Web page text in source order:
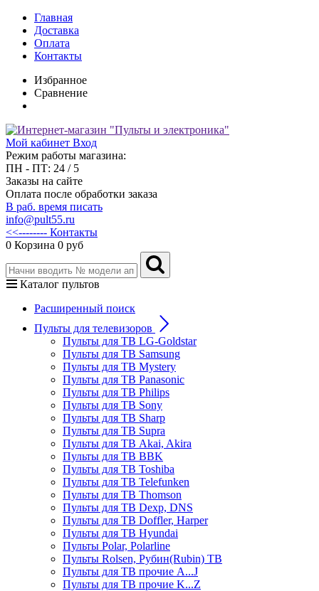
Главная
Доставка
Оплата
Контакты
Избранное
Сравнение
Мой кабинет Вход
Режим работы магазина:
ПН - ПТ: 24 / 5
Заказы на сайте
Оплата после обработки заказа
В раб. время писать
info@pult55.ru
<<-------- Контакты
0 Корзина 0 руб
Каталог пультов
Расширенный поиск
Пульты для телевизоров
Пульты для ТВ LG-Goldstar
Пульты для ТВ Samsung
Пульты для ТВ Mystery
Пульты для ТВ Panasonic
Пульты для ТВ Philips
Пульты для ТВ Sony
Пульты для ТВ Sharp
Пульты для ТВ Supra
Пульты для ТВ Akai, Akira
Пульты для ТВ BBK
Пульты для ТВ Toshiba
Пульты для ТВ Telefunken
Пульты для ТВ Thomson
Пульты для ТВ Dexp, DNS
Пульты для ТВ Doffler, Harper
Пульты для ТВ Hyundai
Пульты Polar, Polarline
Пульты Rolsen, Рубин(Rubin) ТВ
Пульты для ТВ прочие A...J
Пульты для ТВ прочие K...Z